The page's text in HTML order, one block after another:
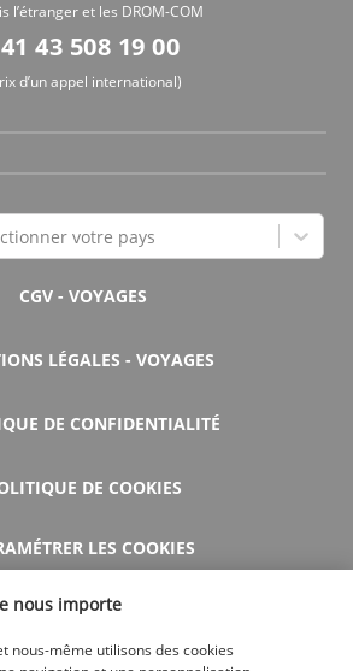
l’étranger et les DROM-COM
43 508 19 00
d’un appel international)
votre pays
CGV - VOYAGES
LÉGALES - VOYAGES
DE CONFIDENTIALITÉ
DE COOKIES
LES COOKIES
AIDE ET CONTACT
nous importe
nous-même utilisons des cookies